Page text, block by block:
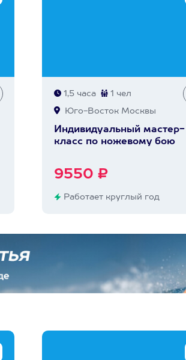
1,5 часа 1 чел
Юго-Восток Москвы
Индивидуальный мастер-
класс по ножевому бою
9550 ₽
Работает круглый год